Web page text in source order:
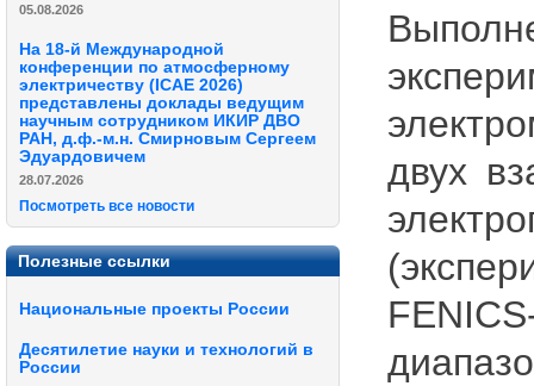
05.08.2026
На 18-й Международной
конференции по атмосферному
электричеству (ICAE 2026)
представлены доклады ведущим
научным сотрудником ИКИР ДВО
РАН, д.ф.-м.н. Смирновым Сергеем
Эдуардовичем
28.07.2026
Посмотреть все новости
Полезные ссылки
Национальные проекты России
Десятилетие науки и технологий в
России
двух